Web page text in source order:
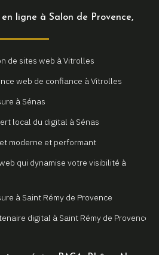
ligne à Salon de Provence,
de sites web à Vitrolles
web de confiance à Vitrolles
à Sénas
local du digital à Sénas
moderne et performant
qui dynamise votre visibilité à
à Saint Rémy de Provence
digital à Saint Rémy de Provence